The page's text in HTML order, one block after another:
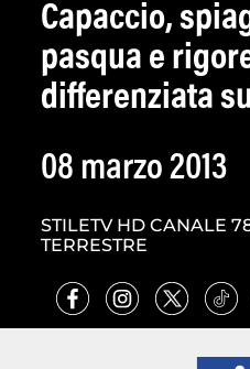
Capaccio,
pasqua e
differenziata
08 marzo 2013
STILETV HD CANALE
TERRESTRE